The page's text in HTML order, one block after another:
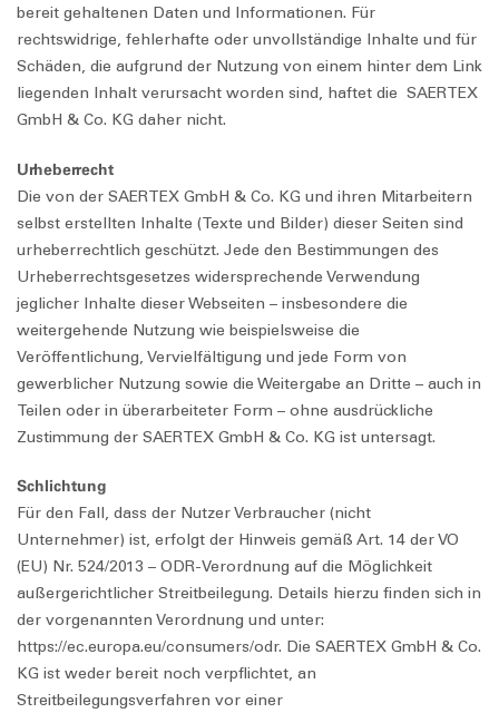
bereit gehaltenen Daten und Informationen. Für
rechtswidrige, fehlerhafte oder unvollständige Inhalte und für
Schäden, die aufgrund der Nutzung von einem hinter dem Link
liegenden Inhalt verursacht worden sind, haftet die SAERTEX
GmbH & Co. KG daher nicht.
Urheberrecht
Die von der SAERTEX GmbH & Co. KG und ihren Mitarbeitern
selbst erstellten Inhalte (Texte und Bilder) dieser Seiten sind
urheberrechtlich geschützt. Jede den Bestimmungen des
Urheberrechtsgesetzes widersprechende Verwendung
jeglicher Inhalte dieser Webseiten – insbesondere die
weitergehende Nutzung wie beispielsweise die
Veröffentlichung, Vervielfältigung und jede Form von
gewerblicher Nutzung sowie die Weitergabe an Dritte – auch in
Teilen oder in überarbeiteter Form – ohne ausdrückliche
Zustimmung der SAERTEX GmbH & Co. KG ist untersagt.
Schlichtung
Für den Fall, dass der Nutzer Verbraucher (nicht
Unternehmer) ist, erfolgt der Hinweis gemäß Art. 14 der VO
(EU) Nr. 524/2013 – ODR-Verordnung auf die Möglichkeit
außergerichtlicher Streitbeilegung. Details hierzu finden sich in
der vorgenannten Verordnung und unter:
https://ec.europa.eu/consumers/odr. Die SAERTEX GmbH & Co.
KG ist weder bereit noch verpflichtet, an
Streitbeilegungsverfahren vor einer